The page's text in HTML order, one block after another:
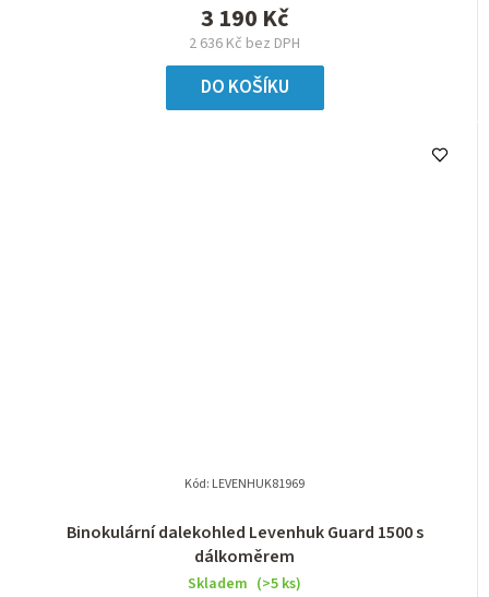
2 636 Kč bez DPH
3 190 Kč
DO KOŠÍKU
Binokulární dalekohled Levenhuk Guard 1500 s
dálkoměrem
Skladem (>5 ks)
Kód: LEVENHUK81969